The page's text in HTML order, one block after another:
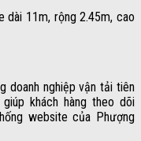
dài 11m, rộng 2.45m, cao
doanh nghiệp vận tải tiên
khách hàng theo dõi
website của Phượng